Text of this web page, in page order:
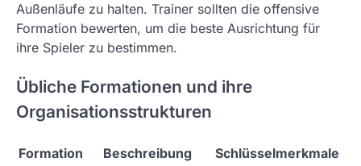
Außenläufe zu halten. Trainer sollten die offensive
Formation bewerten, um die beste Ausrichtung für
ihre Spieler zu bestimmen.
Übliche Formationen und ihre
Organisationsstrukturen
Formation Beschreibung
Schlüsselmerkmale